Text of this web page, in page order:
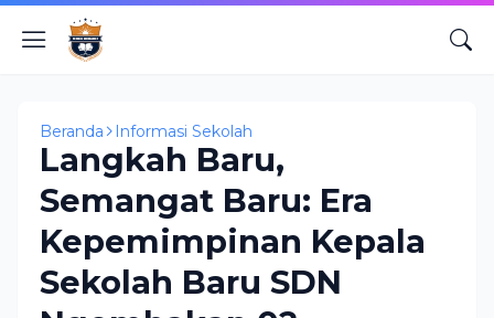
Beranda Informasi Sekolah
Langkah Baru,
Semangat Baru: Era
Kepemimpinan Kepala
Sekolah Baru SDN